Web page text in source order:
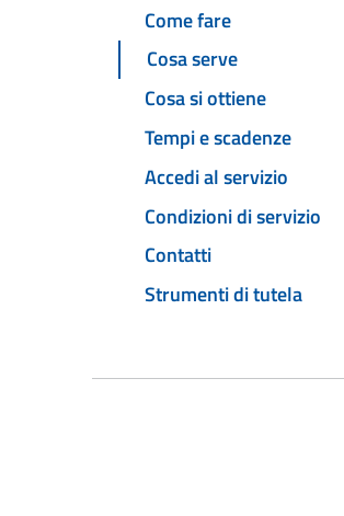
Come fare
Cosa serve
Cosa si ottiene
Tempi e scadenze
Accedi al servizio
Condizioni di servizio
Contatti
Strumenti di tutela